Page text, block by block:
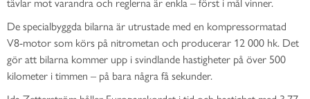
De specialbyggda bilarna är utrustade med en kompressormatad
V8-motor som körs på nitrometan och producerar 12 000 hk. Det
gör att bilarna kommer upp i svindlande hastigheter på över 500
kilometer i timmen – på bara några få sekunder.